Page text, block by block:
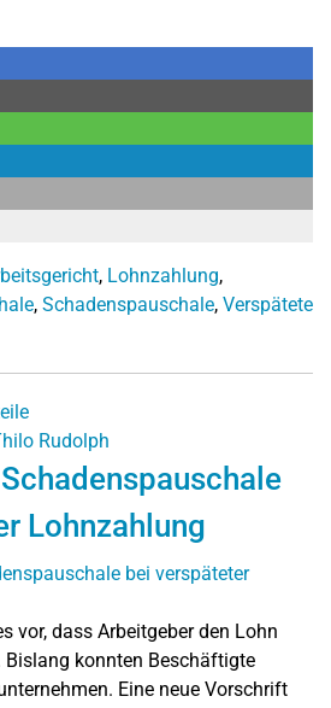
, Lohnzahlung,
, Schadenspauschale, Verspätete
Rudolph
Lohnzahlung
vor, dass Arbeitgeber den Lohn
konnten Beschäftigte
Eine neue Vorschrift